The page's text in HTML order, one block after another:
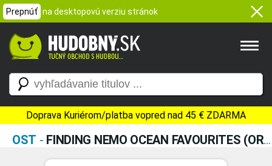
Prepnúť na desktopovú verziu stránok
Doprava Kuriérom/platba vopred nad 45 € ZDARMA
OST - FINDING NEMO OCEAN FAVOURITES (ORIGINAL SOUNDTRACK)